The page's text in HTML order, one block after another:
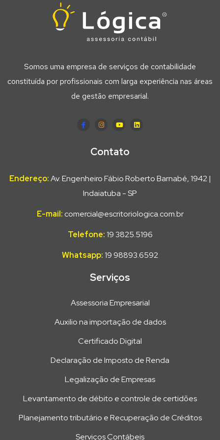
Somos uma empresa de serviços de contabilidade
constituída por profissionais com larga experiência nas áreas
de gestão empresarial.
Contato
Endereço:Av. Engenheiro Fábio Roberto Barnabé, 1942 |
Indaiatuba - SP
E-mail: comercial@escritoriologica.com.br
Telefone:19 3825.5196
Whatsapp:19 98893.6592
Serviços
Assessoria Empresarial
Auxilio na importação de dados
Certificado Digital
Declaração de Imposto de Renda
Legalização de Empresas
Levantamento de débito e controle de certidões
Planejamento tributário e Recuperação de Créditos
Serviços Contábeis